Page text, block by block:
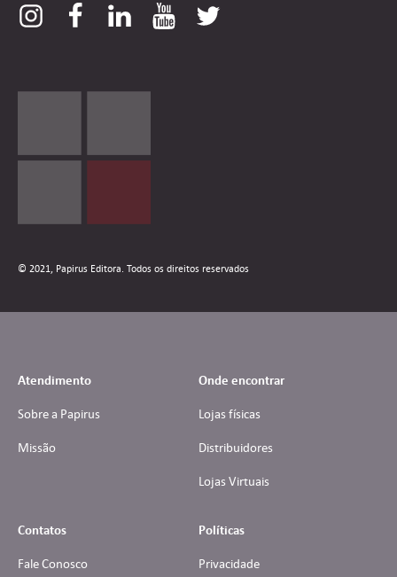
© 2021, Papirus Editora. Todos os direitos reservados
Atendimento
Sobre a Papirus
Missão
Onde encontrar
Lojas físicas
Distribuidores
Lojas Virtuais
Contatos
Fale Conosco
Políticas
Privacidade